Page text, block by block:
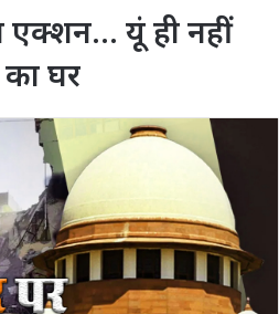
एक्शन… यूं ही नहीं
घर